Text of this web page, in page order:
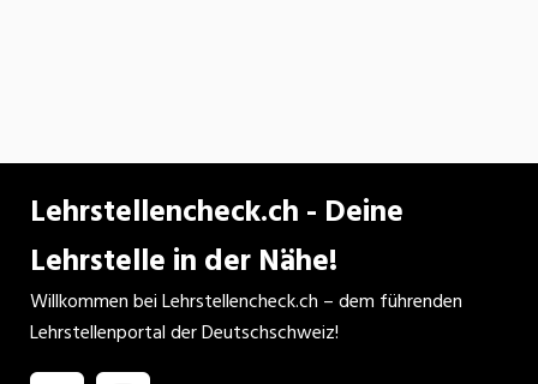
Lehrstellencheck.ch - Deine
Lehrstelle in der Nähe!
Willkommen bei Lehrstellencheck.ch – dem führenden
Lehrstellenportal der Deutschschweiz!